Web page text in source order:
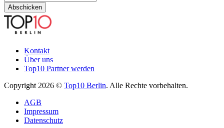
Abschicken
Kontakt
Über uns
Top10 Partner werden
Copyright 2026 © Top10 Berlin. Alle Rechte vorbehalten.
AGB
Impressum
Datenschutz